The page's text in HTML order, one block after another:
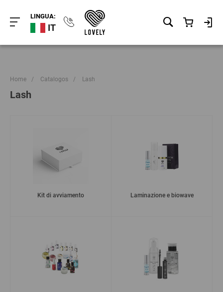
LINGUA:
IT
Home / Catalogos / Lash
Lash
Kit di avviamento Laminazione e biowave